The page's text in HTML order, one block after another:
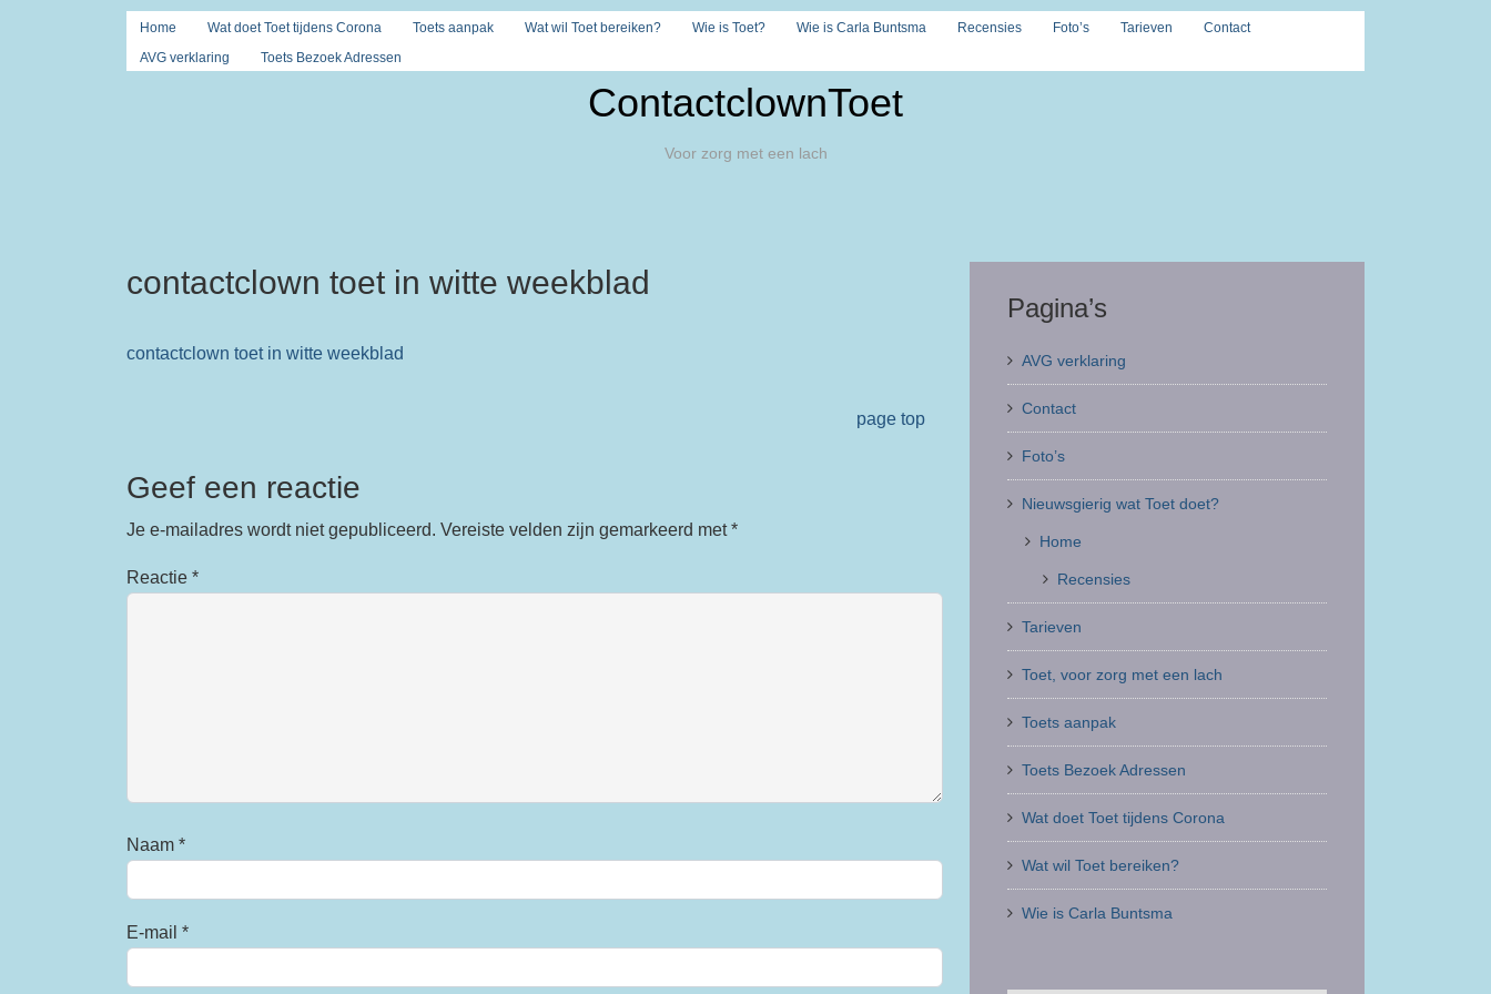
Home Wat doet Toet tijdens Corona Toets aanpak Wat wil Toet bereiken? Wie is Toet? Wie is Carla Buntsma Recensies Foto’s Tarieven
Contact
AVG verklaring
Toets Bezoek Adressen
ContactclownToet
Voor zorg met een lach
contactclown toet in witte weekblad
contactclown toet in witte weekblad
page top
Geef een reactie
Je e-mailadres wordt niet gepubliceerd. Vereiste velden zijn gemarkeerd met*
Reactie *
Naam *
E-mail *
Pagina’s
AVG verklaring
Contact
Foto’s
Nieuwsgierig wat Toet doet?
Home
Recensies
Tarieven
Toet, voor zorg met een lach
Toets aanpak
Toets Bezoek Adressen
Wat doet Toet tijdens Corona
Wat wil Toet bereiken?
Wie is Carla Buntsma